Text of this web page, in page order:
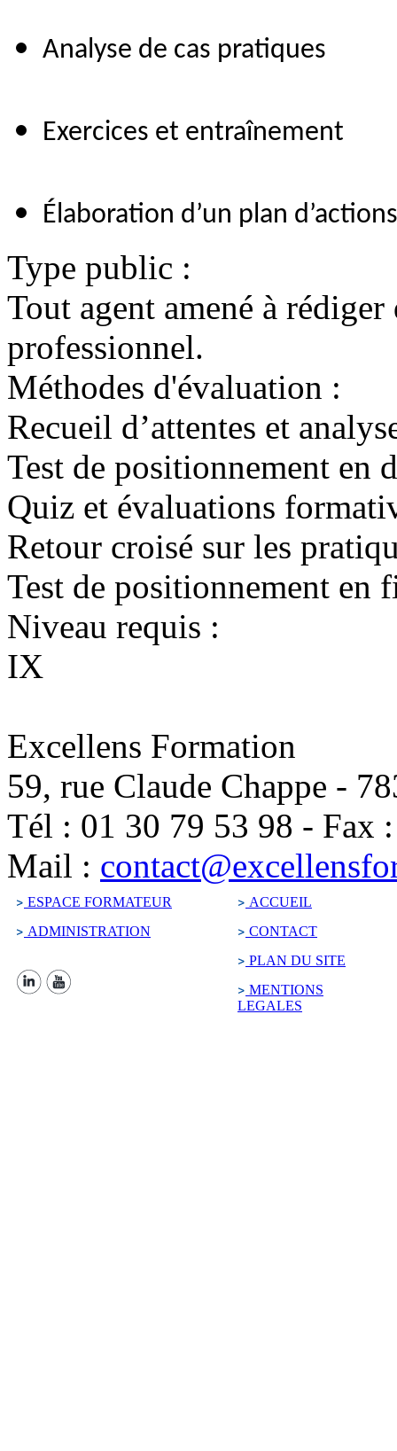
Analyse de cas pratiques
Exercices et entraînement
Élaboration d’un plan
Type public :
Tout agent amené à
professionnel.
Méthodes d'évaluation :
Recueil d’attentes et
Test de positionnement en
Quiz et évaluations
Retour croisé sur les
Test de positionnement en
Niveau requis :
IX
Excellens Formation
59, rue Claude Chappe -
Tél : 01 30 79 53 98 - Fax
Mail :
ESPACE FORMATEUR
ACCUEIL
ADMINISTRATION
CONTACT
PLAN DU SITE
MENTIONS
LEGALES